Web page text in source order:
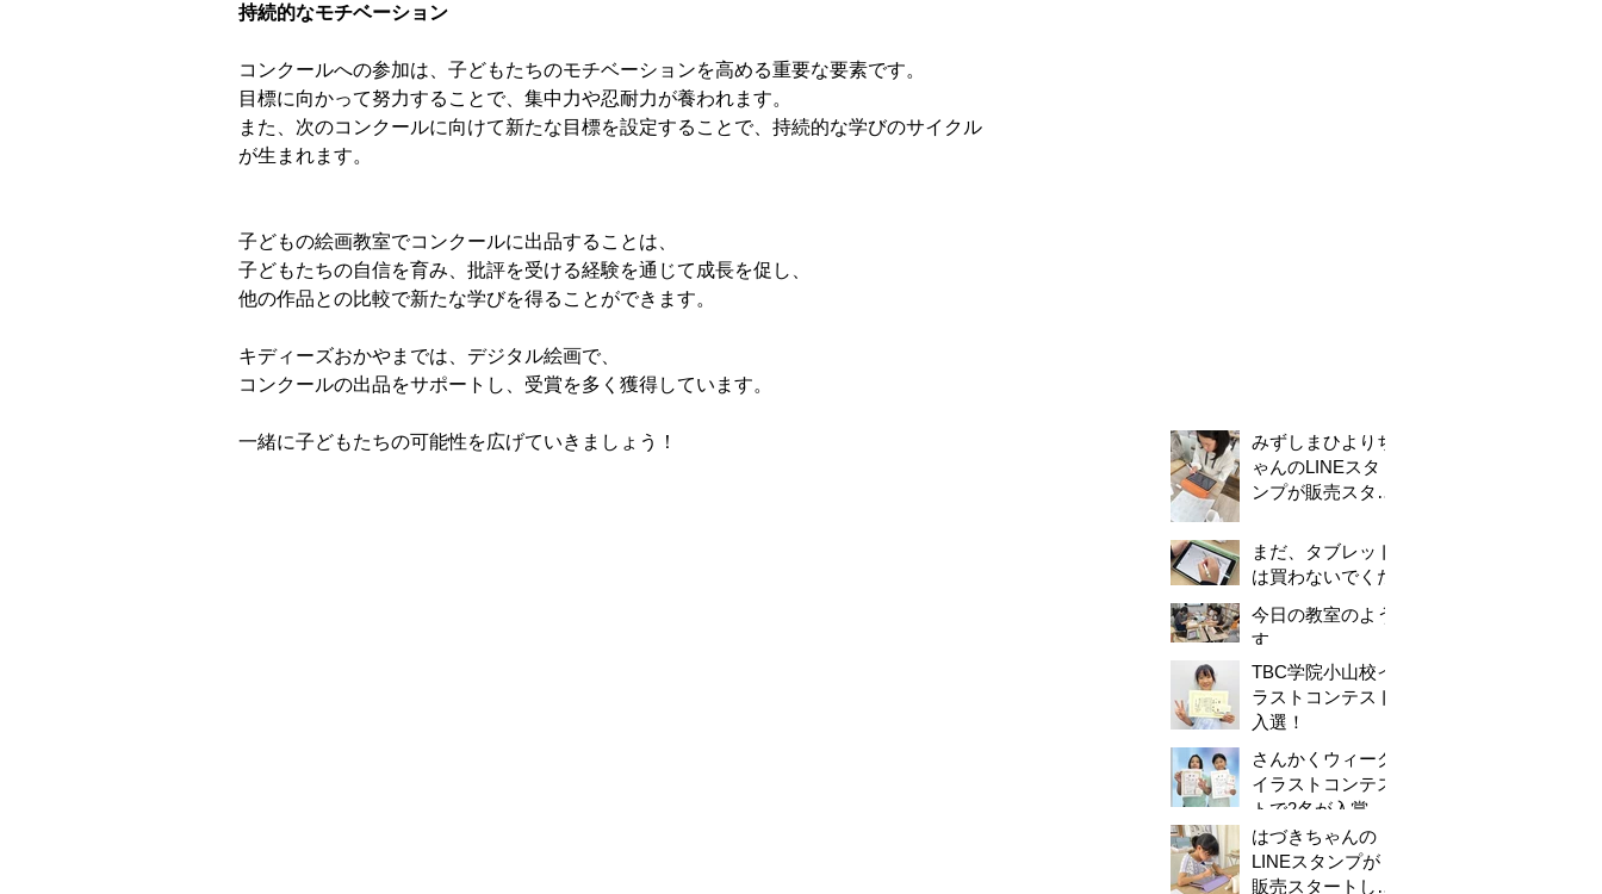
持続的なモチベーション
コンクールへの参加は、子どもたちのモチベーションを高める重要な要素です。
目標に向かって努力することで、集中力や忍耐力が養われます。
また、次のコンクールに向けて新たな目標を設定することで、持続的な学びのサイクル
が生まれます。
子どもの絵画教室でコンクールに出品することは、
子どもたちの自信を育み、批評を受ける経験を通じて成長を促し、
他の作品との比較で新たな学びを得ることができます。
キディーズおかやまでは、デジタル絵画で、
コンクールの出品をサポートし、受賞を多く獲得しています。
一緒に子どもたちの可能性を広げていきましょう！
みずしまひよりち
ゃんのLINEスタ
ンプが販売スター
まだ、タブレット
は買わないでくだ
今日の教室のよう
す
TBC学院小山校イ
ラストコンテスト
入選！
さんかくウィーク
イラストコンテス
トで2名が入賞し
ました！
はづきちゃんの
LINEスタンプが
販売スタートしま